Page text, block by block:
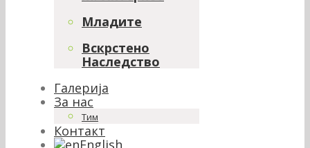
Младите
Вскрстено
Наследство
Галерија
За нас
Тим
Контакт
English